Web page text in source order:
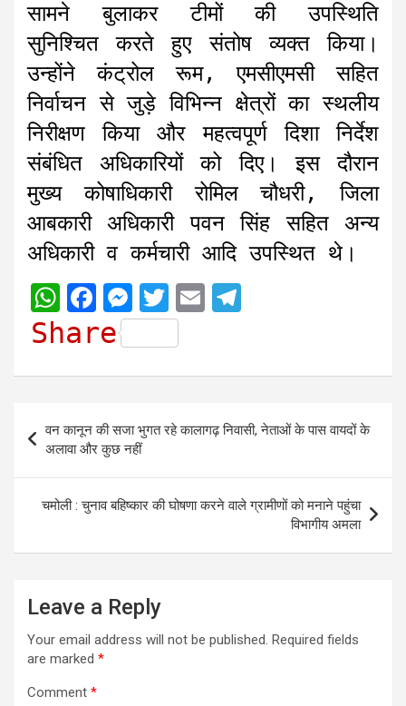
सामने बुलाकर टीमों की उपस्थिति
सुनिश्चित करते हुए संतोष व्यक्त किया।
उन्होंने कंट्रोल रूम, एमसीएमसी सहित
निर्वाचन से जुड़े विभिन्न क्षेत्रों का स्थलीय
निरीक्षण किया और महत्वपूर्ण दिशा निर्देश
संबंधित अधिकारियों को दिए। इस दौरान
मुख्य कोषाधिकारी रोमिल चौधरी, जिला
आबकारी अधिकारी पवन सिंह सहित अन्य
अधिकारी व कर्मचारी आदि उपस्थित थे।
W
h
t
A
p
p
F
a
e
b
o
o
k
M
e
s
s
n
g
e
T
w
i
t
t
e
r
E
i e
g
r
a
m
Share
navigation
वन कानून की सजा भुगत रहे कालागढ़ निवासी, नेताओं के पास वायदों के
अलावा और कुछ नहीं
चमोली : चुनाव बहिष्कार की घोषणा करने वाले ग्रामीणों को मनाने पहुंचा
विभागीय अमला
Leave a Reply
Your email address will not be published. Required fields
are marked *
Comment *